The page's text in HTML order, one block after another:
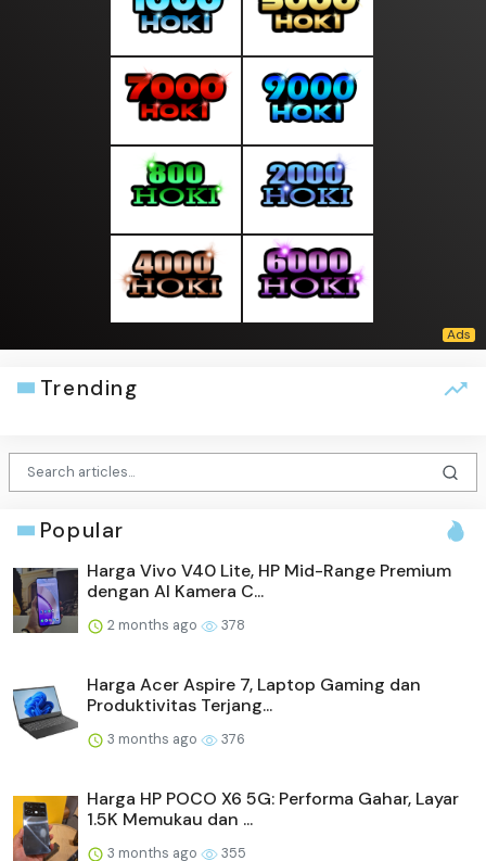
Trending
Popular
Harga Vivo V40 Lite, HP Mid-Range Premium
dengan AI Kamera C...
2 months ago 378
Harga Acer Aspire 7, Laptop Gaming dan
Produktivitas Terjang...
3 months ago 376
Harga HP POCO X6 5G: Performa Gahar, Layar
1.5K Memukau dan ...
3 months ago 355